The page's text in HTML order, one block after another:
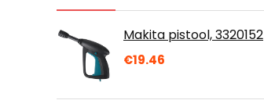
Makita pistool, 3320152
€19.46